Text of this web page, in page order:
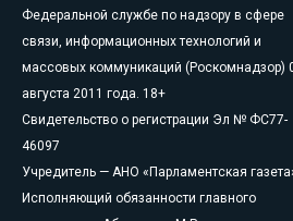
Федеральной службе по надзору в сфере
связи, информационных технологий и
массовых коммуникаций (Роскомнадзор)
августа 2011 года. 18+
Свидетельство о регистрации Эл № ФС77-
46097
Учредитель — АНО «Парламентская
Исполняющий обязанности главного